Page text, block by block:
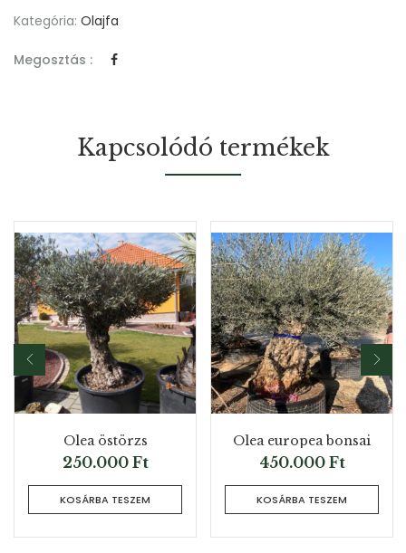
Kategória: Olajfa
Megosztás :
Kapcsolódó termékek
Olea östörzs
250.000 Ft
KOSÁRBA TESZEM
Olea europea bonsai
450.000 Ft
KOSÁRBA TESZEM